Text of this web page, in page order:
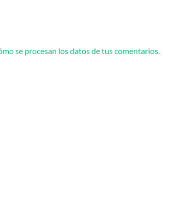
se procesan los datos de tus comentarios.